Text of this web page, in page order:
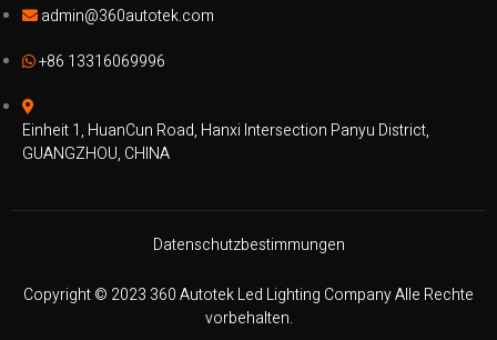
admin@360autotek.com
+86 13316069996
Einheit 1, HuanCun Road, Hanxi Intersection Panyu District,
GUANGZHOU, CHINA
Datenschutzbestimmungen
Copyright © 2023 360 Autotek Led Lighting Company Alle Rechte
vorbehalten.